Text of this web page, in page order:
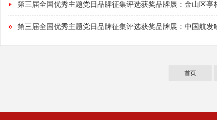
第三届全国优秀主题党日品牌征集评选获奖品牌展：金山区亭
第三届全国优秀主题党日品牌征集评选获奖品牌展：中国航发
首页